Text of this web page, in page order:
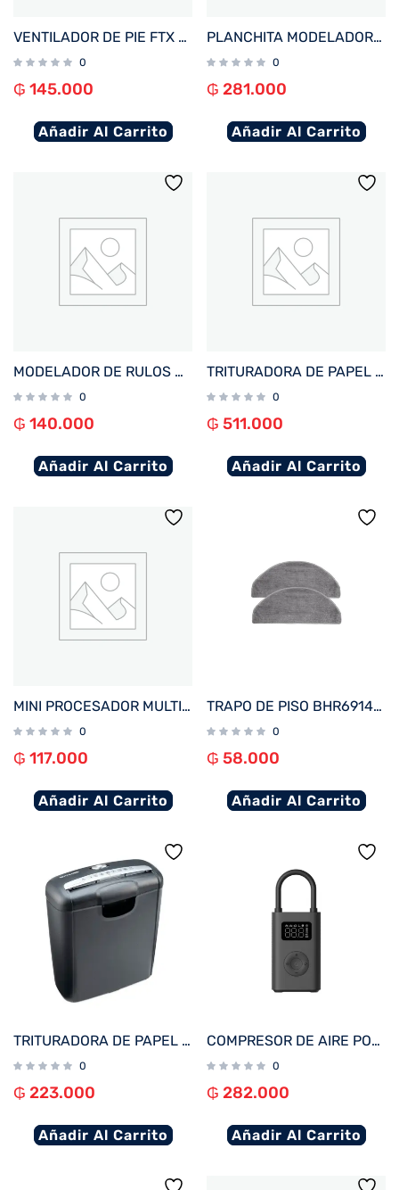
VENTILADOR DE PIE FTX 3 VEL CONFORT 70W 220V PLAST/NEGRO HB-EF-02
0
₲ 145.000
Añadir Al Carrito
PLANCHITA MODELADORA MULTILASER EB136 EFECTO AFRODITA 75W BIVOLT
0
₲ 281.000
Añadir Al Carrito
MODELADOR DE RULOS MULTILASER EB131 WAVES 25MM 44W BIVOLT
0
₲ 140.000
Añadir Al Carrito
TRITURADORA DE PAPEL MULTILASER OF018EUR 220V 10 HOJAS/ 14L/ NEGRO
0
₲ 511.000
Añadir Al Carrito
MINI PROCESADOR MULTILASER CE077EUR 100W 220V LAMINA INOXIDABLE NEGRO
0
₲ 117.000
Añadir Al Carrito
TRAPO DE PISO BHR6914GL PARA ASPIRADORA PORTATIL XIAOMI VACUUM E10/E12/E10C
0
₲ 58.000
Añadir Al Carrito
TRITURADORA DE PAPEL MULTILASER OF010EUR 220V 6FL/10L/NEGRO
0
₲ 223.000
Añadir Al Carrito
COMPRESOR DE AIRE PORTATIL XIAOMI ELECTRIC 2 150PSI/2000MAH BHR7112GL
0
₲ 282.000
Añadir Al Carrito